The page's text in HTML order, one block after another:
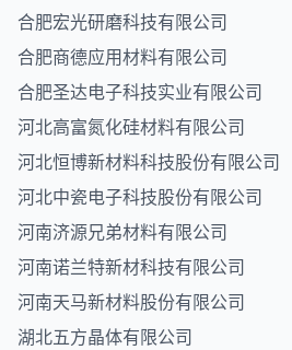
合肥宏光研磨科技有限公司
合肥商德应用材料有限公司
合肥圣达电子科技实业有限公司
河北高富氮化硅材料有限公司
河北恒博新材料科技股份有限公司
河北中瓷电子科技股份有限公司
河南济源兄弟材料有限公司
河南诺兰特新材科技有限公司
河南天马新材料股份有限公司
湖北五方晶体有限公司